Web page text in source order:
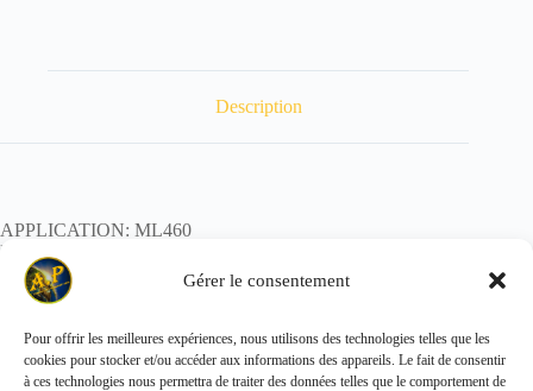
Gérer le consentement
Pour offrir les meilleures expériences, nous utilisons des technologies telles que les
cookies pour stocker et/ou accéder aux informations des appareils. Le fait de consentir
à ces technologies nous permettra de traiter des données telles que le comportement de
Description
APPLICATION: ML460
REF:
POIDS:
Copyright © 2026 - ALL PARTS FRANCE SAS